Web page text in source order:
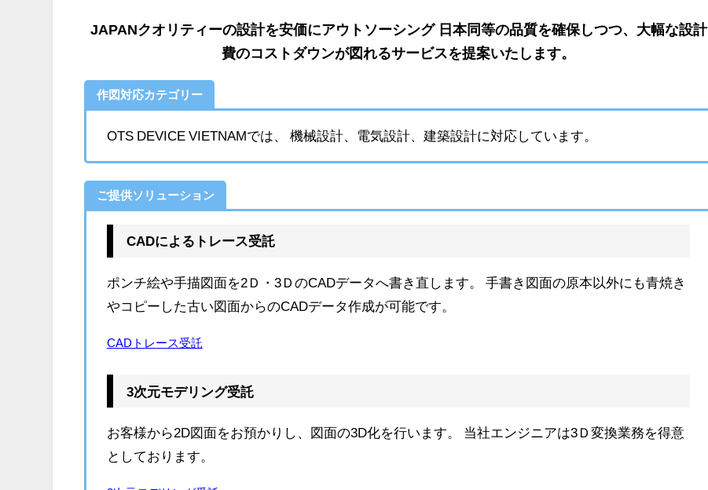
JAPANクオリティーの設計を安価にアウトソーシング 日本同等の品質を確保しつつ、大幅な設計
費のコストダウンが図れるサービスを提案いたします。
作図対応カテゴリー
OTS DEVICE VIETNAMでは、 機械設計、電気設計、建築設計に対応しています。
ご提供ソリューション
CADによるトレース受託
ポンチ絵や手描図面を2Ｄ・3ＤのCADデータへ書き直します。 手書き図面の原本以外にも青焼き
やコピーした古い図面からのCADデータ作成が可能です。
CADトレース受託
3次元モデリング受託
お客様から2D図面をお預かりし、図面の3D化を行います。 当社エンジニアは3Ｄ変換業務を得意
としております。